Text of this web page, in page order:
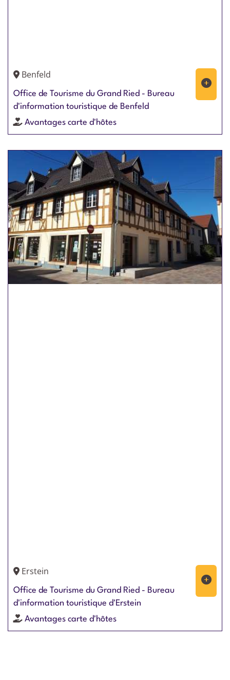
Benfeld
Office de Tourisme du Grand Ried - Bureau
d'information touristique de Benfeld
Avantages carte d'hôtes
Erstein
Office de Tourisme du Grand Ried - Bureau
d'information touristique d'Erstein
Avantages carte d'hôtes